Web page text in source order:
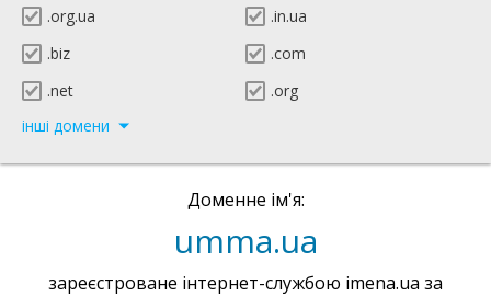
.org.ua
.in.ua
.biz
.com
.net
.org
інші домени
Доменне ім'я:
umma.ua
зареєстроване інтернет-службою imena.ua за